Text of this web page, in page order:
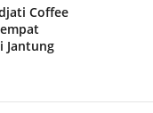
Coffee
Jantung